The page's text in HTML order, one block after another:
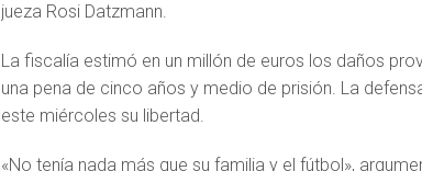
jueza Rosi Datzmann.
La fiscalía estimó en un millón de euros los daños
una pena de cinco años y medio de prisión. La
este miércoles su libertad.
«No tenía nada más que su familia y el fútbol»,